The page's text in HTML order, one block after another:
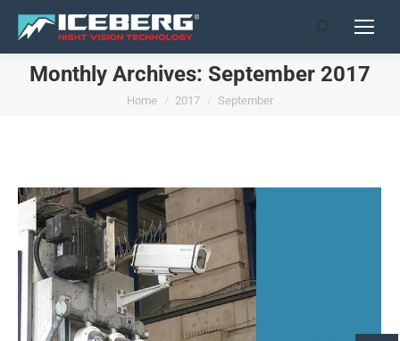
Search:
Monthly Archives: September 2017
You are here:
Home 2017 September